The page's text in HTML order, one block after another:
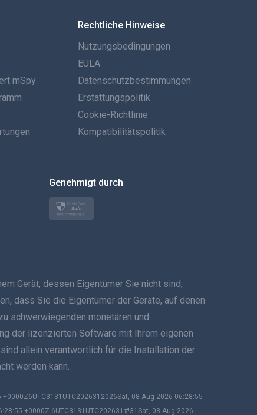
Español
Português
Italiano
Türkçe
Norsk
Svenska
简体中文
Dansk
mSpy
Rechtliche Hinweise
Nutzungsbedingungen
EULA
Datenschutzbestimmungen
Erstattungspolitik
Cookie-Richtlinie
Kompatibilitätspolitik
Genehmigt durch
Gerät, dessen Eigentümer Sie nicht sind,
dass Sie die Eigentümer der Geräte, auf denen
schwerwiegenden monetären und
der lizenzierten Software mit Ihrem eigenen
allein verantwortlich für die Installation der
werden kann.
08 Aug 2026 06:28:55
+0000Z-6UTC3131UTC202631#!31Sat, 08 Aug 2026